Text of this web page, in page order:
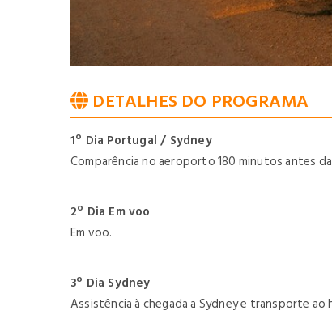
DETALHES DO PROGRAMA
1º Dia Portugal / Sydney
Comparência no aeroporto 180 minutos antes
2º Dia Em voo
Em voo.
3º Dia Sydney
Assistência à chegada a Sydney e transporte